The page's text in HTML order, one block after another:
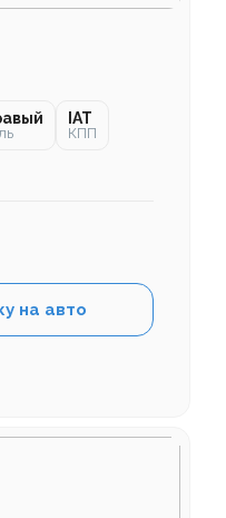
IAT
КПП
на авто